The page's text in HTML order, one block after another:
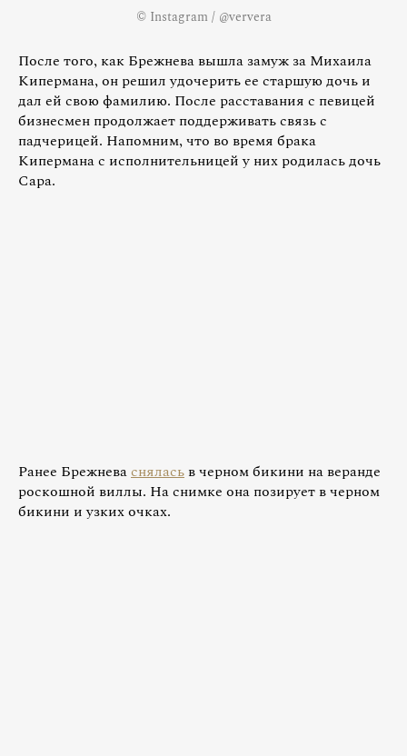
© Instagram / @ververa
После того, как Брежнева вышла замуж за Михаила
Кипермана, он решил удочерить ее старшую дочь и
дал ей свою фамилию. После расставания с певицей
бизнесмен продолжает поддерживать связь с
падчерицей. Напомним, что во время брака
Кипермана с исполнительницей у них родилась дочь
Сара.
Ранее Брежневаснялась в черном бикини на веранде
роскошной виллы. На снимке она позирует в черном
бикини и узких очках.